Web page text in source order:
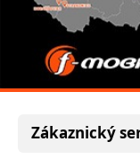
Zákaznický